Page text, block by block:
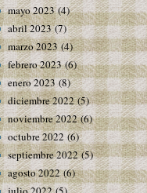
mayo 2023(4)
abril 2023(7)
marzo 2023(4)
febrero 2023(6)
enero 2023(8)
diciembre 2022(5)
noviembre 2022(6)
octubre 2022 (6)
septiembre 2022(5)
agosto 2022(6)